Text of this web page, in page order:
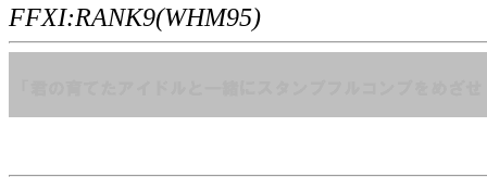
FFXI:RANK9(WHM95)